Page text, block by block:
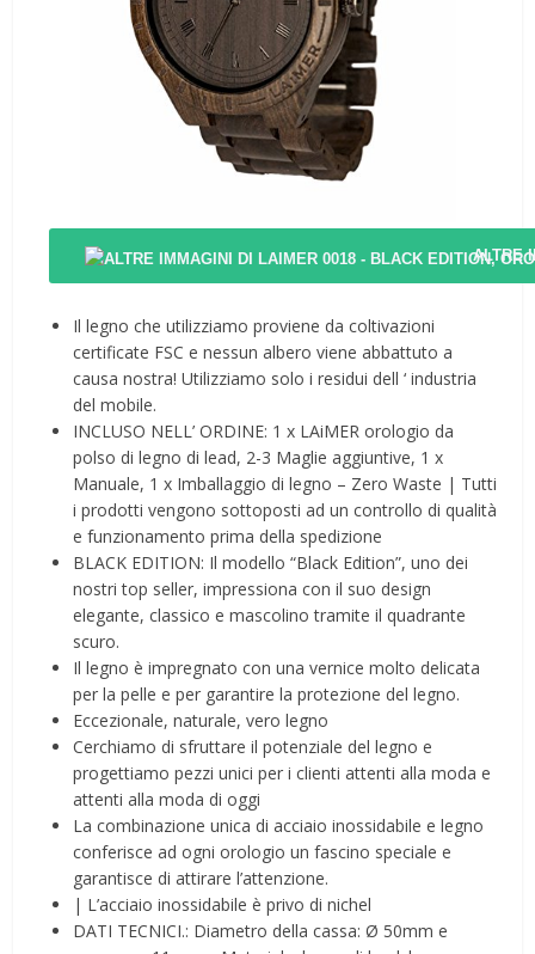
ALTRE
Il legno che utilizziamo proviene da coltivazioni
certificate FSC e nessun albero viene abbattuto a
causa nostra! Utilizziamo solo i residui dell ‘ industria
del mobile.
INCLUSO NELL’ ORDINE: 1 x LAiMER orologio da
polso di legno di lead, 2-3 Maglie aggiuntive, 1 x
Manuale, 1 x Imballaggio di legno – Zero Waste | Tutti
i prodotti vengono sottoposti ad un controllo di qualità
e funzionamento prima della spedizione
BLACK EDITION: Il modello “Black Edition”, uno dei
nostri top seller, impressiona con il suo design
elegante, classico e mascolino tramite il quadrante
scuro.
Il legno è impregnato con una vernice molto delicata
per la pelle e per garantire la protezione del legno.
Eccezionale, naturale, vero legno
Cerchiamo di sfruttare il potenziale del legno e
progettiamo pezzi unici per i clienti attenti alla moda e
attenti alla moda di oggi
La combinazione unica di acciaio inossidabile e legno
conferisce ad ogni orologio un fascino speciale e
garantisce di attirare l’attenzione.
| L’acciaio inossidabile è privo di nichel
DATI TECNICI.: Diametro della cassa: Ø 50mm e